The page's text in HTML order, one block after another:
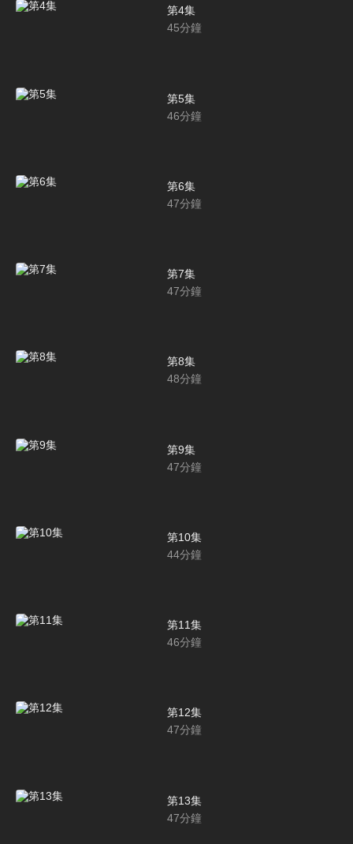
第4集
45分鐘
第5集
46分鐘
第6集
47分鐘
第7集
47分鐘
第8集
48分鐘
第9集
47分鐘
第10集
44分鐘
第11集
46分鐘
第12集
47分鐘
第13集
47分鐘